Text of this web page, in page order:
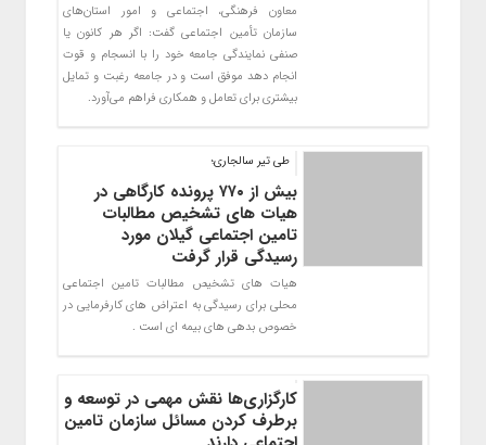
معاون فرهنگی، اجتماعی و امور استان‌های
سازمان تأمین اجتماعی گفت: اگر هر کانون یا
صنفی نمایندگی جامعه خود را با انسجام و قوت
انجام دهد موفق است و در جامعه رغبت و تمایل
بیشتری برای تعامل و همکاری فراهم می‌آورد.
طی تیر سالجاری؛
بیش از ۷۷۰ پرونده کارگاهی در
هیات های تشخیص مطالبات
تامین اجتماعی گیلان مورد
رسیدگی قرار گرفت
هیات های تشخیص مطالبات تامین اجتماعی
محلی برای رسیدگی به اعتراض های کارفرمایی در
خصوص بدهی های بیمه ای است .
کارگزاری‌ها نقش مهمی در توسعه و
برطرف کردن مسائل سازمان تامین